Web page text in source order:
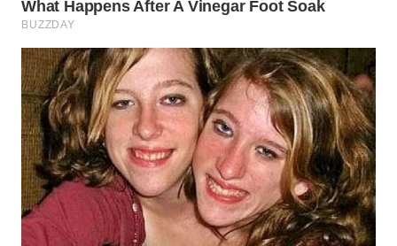
WN
WN
CIANJUR
WN
KEPULAUAN
SERIBU
WN